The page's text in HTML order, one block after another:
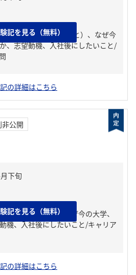
時代に力を入れたこと）、なぜ今
、志望動機、入社後にしたいこと/
記を見る（無料）
の詳細はこちら
公開
を入れたこと）、なぜ今の大学、
機、入社後にしたいこと/キャリア
記を見る（無料）
の詳細はこちら